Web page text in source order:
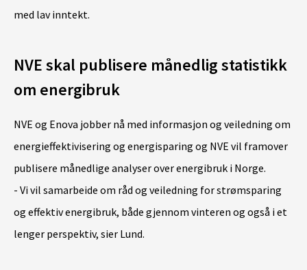
med lav inntekt.
NVE skal publisere månedlig statistikk
om energibruk
NVE og Enova jobber nå med informasjon og veiledning om
energieffektivisering og energisparing og NVE vil framover
publisere månedlige analyser over energibruk i Norge.
- Vi vil samarbeide om råd og veiledning for strømsparing
og effektiv energibruk, både gjennom vinteren og også i et
lenger perspektiv, sier Lund.